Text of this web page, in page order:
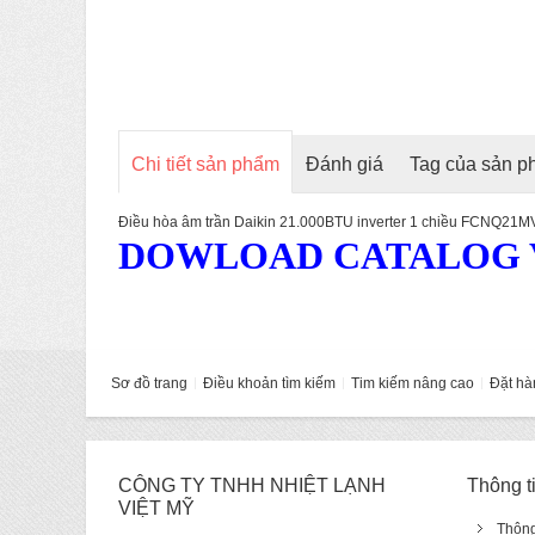
Chi tiết sản phẩm Đánh giá Tag của sản
Điều hòa âm trần Daikin 21.000BTU inverter 1 chiều
DOWLOAD
Sơ đồ trang Điều khoản tìm kiếm Tim kiếm nâng cao Đặt
CÔNG TY TNHH NHIỆT LẠNH
VIỆT MỸ
Thông